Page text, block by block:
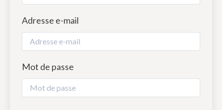
Adresse e-mail
Mot de passe